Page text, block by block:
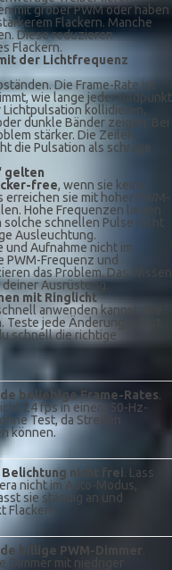
mit grober PWM oder haben
Flackern. Manche
Diese reduzieren
Flackern.
der Lichtfrequenz
Die Frame-Rate ist
wie lange jeder Bildpunkt
Lichtpulsation kollidieren,
dunkle Bänder zeigen. Bei
stärker. Die Zeilen
die Pulsation als schräge
gelten
free, wenn sie keine
sie mit hoher PWM-
Hohe Frequenzen liegen
solche schnellen Pulse nicht
Ausleuchtung.
Aufnahme nicht im
PWM-Frequenz und
das Problem. Das Wissen
deiner Ausrüstung.
mit Ringlicht
anwenden kannst. Die
Teste jede Änderung sofort
schnell die richtige
beliebige Frame-Rates.
24 fps in einem 50-Hz-
Test, da Streifen
können.
nicht frei . Lass
nicht im Auto-Modus,
sie ständig an und
Flackern.
billige PWM-Dimmer
Dimmer mit niedriger